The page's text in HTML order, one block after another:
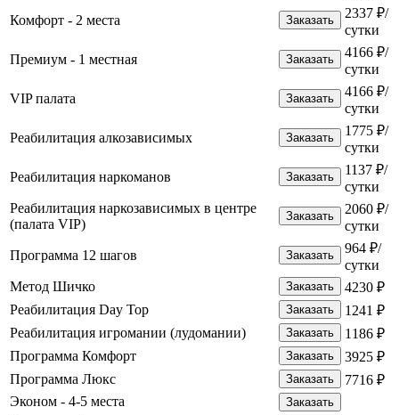
Комфорт - 2 места
Заказать
2337 ₽/
сутки
Премиум - 1 местная
Заказать
4166 ₽/
сутки
VIP палата
Заказать
4166 ₽/
сутки
Реабилитация алкозависимых
Заказать
1775 ₽/
сутки
Реабилитация наркоманов
Заказать
1137 ₽/
сутки
Реабилитация наркозависимых в центре
(палата VIP)
Заказать
2060 ₽/
сутки
Программа 12 шагов
Заказать
964 ₽/
сутки
Метод Шичко
Заказать
4230 ₽
Реабилитация Day Top
Заказать
1241 ₽
Реабилитация игромании (лудомании)
Заказать
1186 ₽
Программа Комфорт
Заказать
3925 ₽
Программа Люкс
Заказать
7716 ₽
Эконом - 4-5 места
Заказать